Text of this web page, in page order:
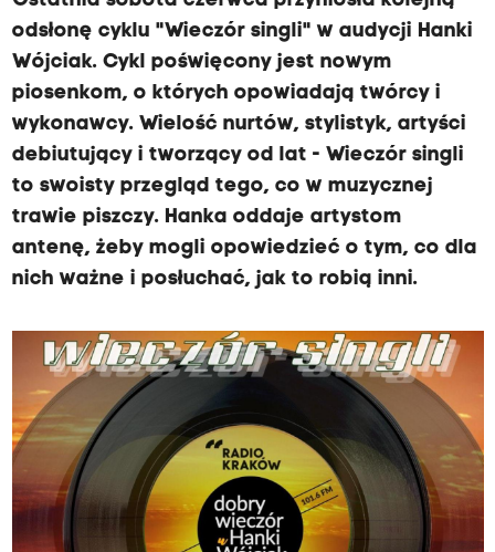
odsłonę cyklu "Wieczór singli" w audycji Hanki
Wójciak. Cykl poświęcony jest nowym
piosenkom, o których opowiadają twórcy i
wykonawcy. Wielość nurtów, stylistyk, artyści
debiutujący i tworzący od lat - Wieczór singli
to swoisty przegląd tego, co w muzycznej
trawie piszczy. Hanka oddaje artystom
antenę, żeby mogli opowiedzieć o tym, co dla
nich ważne i posłuchać, jak to robią inni.